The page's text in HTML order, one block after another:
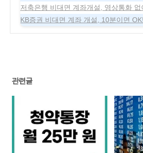
저축은행 비대면 계좌개설, 영상통화 없
만에!
(0)
KB증권 비대면 계좌 개설, 10분이면 OK!
관련글